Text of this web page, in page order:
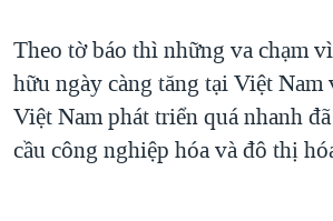
Theo tờ báo thì những va chạm
hữu ngày càng tăng tại Việt
Việt Nam phát triển quá nhanh
cầu công nghiệp hóa và đô thị